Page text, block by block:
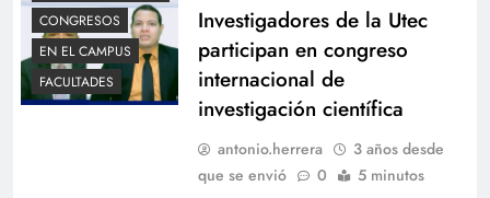
CONGRESOS
EN EL CAMPUS
FACULTADES
Investigadores de la Utec
participan en congreso
internacional de
investigación científica
antonio.herrera
3 años desde
que se envió
0 5 minutos